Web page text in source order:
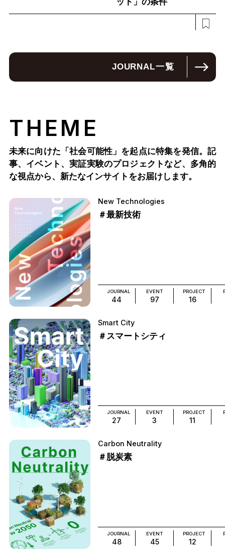
JOURNAL一覧
THEME
未来に向けた「社会可能性」を起点に特集を発信。記
事、イベント、実証実験のプロジェクトなど、多角的
な視点から、新たなインサイトをお届けします。
New Technologies
＃最新技術
JOURNAL
44
EVENT
97
PROJECT
16
Smart City
＃スマートシティ
JOURNAL
27
EVENT
3
PROJECT
11
Carbon Neutrality
＃脱炭素
JOURNAL
48
EVENT
45
PROJECT
12